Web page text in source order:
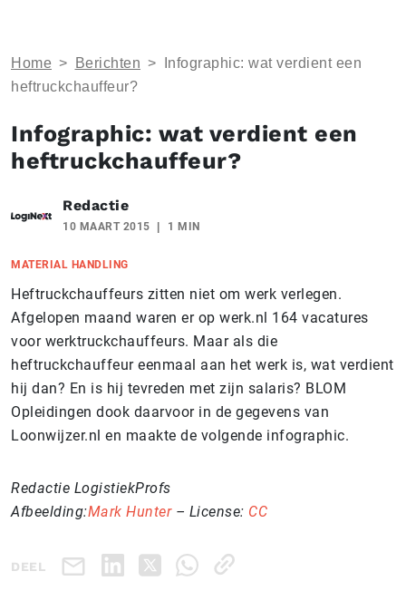
Home > Berichten >
Infographic: wat verdient een
heftruckchauffeur?
Infographic: wat verdient een
heftruckchauffeur?
Redactie
10 MAART 2015 1 MIN
MATERIAL HANDLING
Heftruckchauffeurs zitten niet om werk verlegen.
Afgelopen maand waren er op werk.nl 164 vacatures
voor werktruckchauffeurs. Maar als die
heftruckchauffeur eenmaal aan het werk is, wat verdient
hij dan? En is hij tevreden met zijn salaris? BLOM
Opleidingen dook daarvoor in de gegevens van
Loonwijzer.nl en maakte de volgende infographic.
Redactie LogistiekProfs
Afbeelding:Mark Hunter– License: CC
DEEL